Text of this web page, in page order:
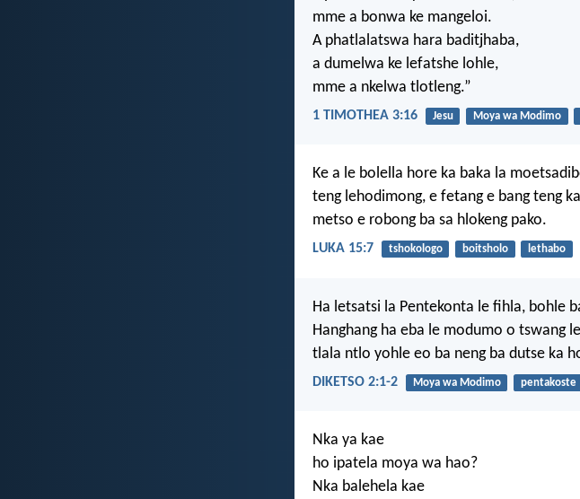
mme a bonwa ke mangeloi.
A phatlalatswa hara baditjhaba,
a dumelwa ke lefatshe lohle,
mme a nkelwa tlotleng.”
1 TIMOTHEA 3:16 Jesu Moya wa Modimo
Ke a le bolella hore ka baka la
teng lehodimong, e fetang e bang teng
metso e robong ba sa hlokeng pako.
LUKA 15:7 tshokologo boitsholo lethabo
Ha letsatsi la Pentekonta le fihla, bohle
Hanghang ha eba le modumo o tswang
tlala ntlo yohle eo ba neng ba dutse ka
DIKETSO 2:1-2 Moya wa Modimo pentakoste
Nka ya kae
ho ipatela moya wa hao?
Nka balehela kae